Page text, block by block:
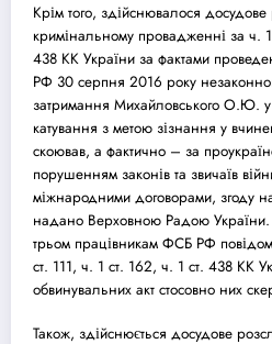
Крім того, здійснювалося досудове
кримінальному провадженні за ч.
438 КК України за фактами
РФ 30 серпня 2016 року
затримання Михайловського О.Ю. у
катування з метою зізнання у
скоював, а фактично – за
порушенням законів та звичаїв
міжнародними договорами, згоду на
надано Верховною Радою
трьом працівникам ФСБ РФ
ст. 111, ч. 1 ст. 162, ч. 1 ст. 438 КК
обвинувальних акт стосовно них
Також, здійснюється досудове